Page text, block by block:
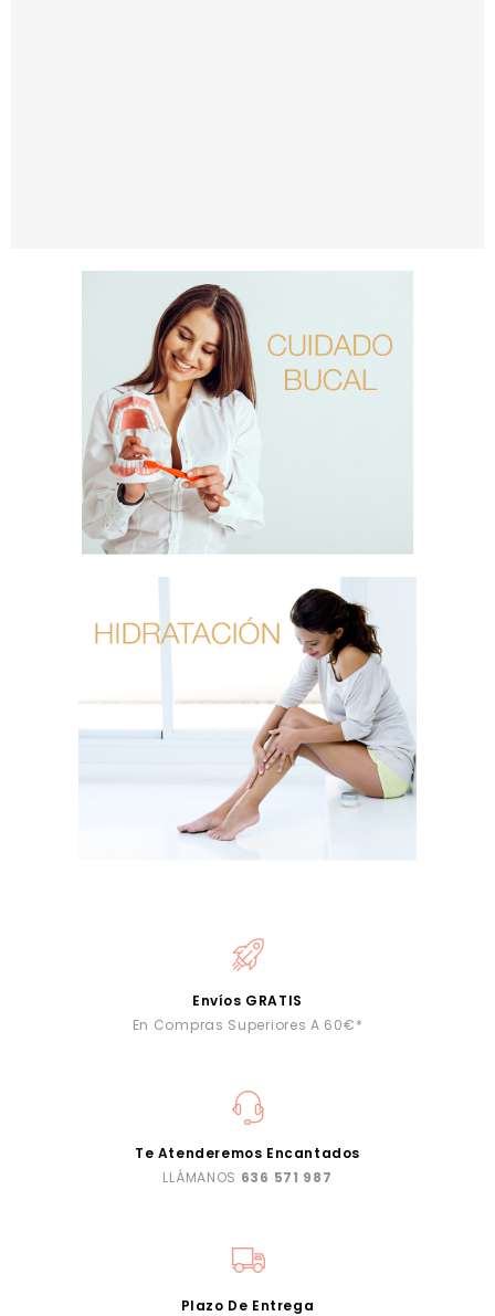
Envíos GRATIS
En Compras Superiores A 60€*
Te Atenderemos Encantados
LLÁMANOS 636 571 987
Plazo De Entrega